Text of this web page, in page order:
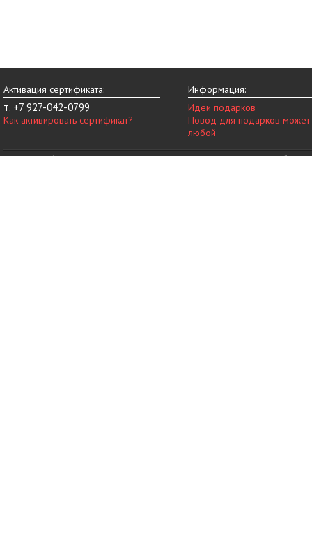
Активация сертификата:
т. +7 927-042-0799
Как активировать сертификат?
Информация:
Идеи подарков
Повод для подарков может
любой
© 2014-2026 vip-vnovinky.ru – магазин подарочных сертификатов в